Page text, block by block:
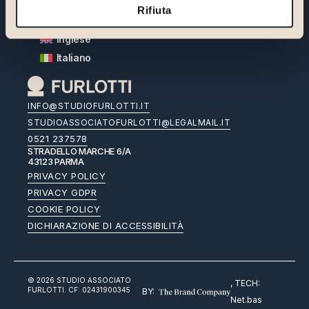
Rifiuta
Inglese
Italiano
INFO@STUDIOFURLOTTI.IT
STUDIOASSOCIATOFURLOTTI@LEGALMAIL.IT
0521 237578
STRADELLO MARCHE 6/A
43123 PARMA
PRIVACY POLICY
PRIVACY GDPR
COOKIE POLICY
DICHIARAZIONE DI ACCESSIBILITÀ
© 2026 STUDIO ASSOCIATO
FURLOTTI. CF: 02431900345
BY:
, TECH:
Net.bas